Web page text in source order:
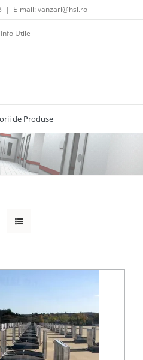
| E-mail: vanzari@hsl.ro
Info Utile
de Produse